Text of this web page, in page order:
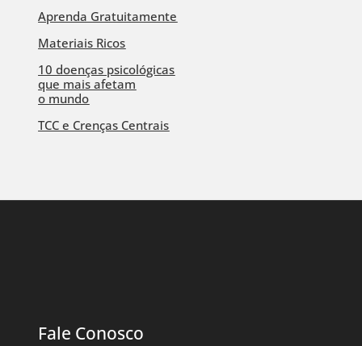
Aprenda Gratuitamente
Materiais Ricos
10 doenças psicológicas
que mais afetam
o mundo
TCC e Crenças Centrais
Fale Conosco